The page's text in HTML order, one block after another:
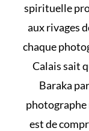
spirituelle
aux rivages
chaque
Calais sait
Baraka
photographe
est de